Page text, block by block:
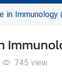
in Immunology
745 view